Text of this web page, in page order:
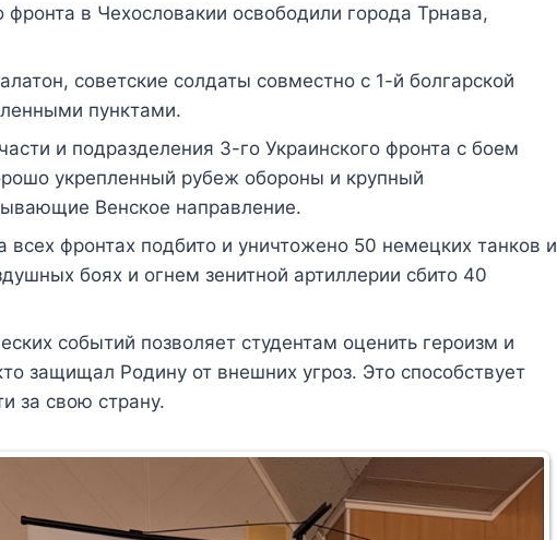
фронта в Чехословакии освободили города Трнава,
советские солдаты совместно с 1-й болгарской
пунктами.
и подразделения 3-го Украинского фронта с боем
укрепленный рубеж обороны и крупный
Венское направление.
всех фронтах подбито и уничтожено 50 немецких танков и
боях и огнем зенитной артиллерии сбито 40
событий позволяет студентам оценить героизм и
защищал Родину от внешних угроз. Это способствует
за свою страну.